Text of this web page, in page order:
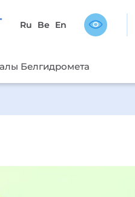
Ru Be En
Белгидромета